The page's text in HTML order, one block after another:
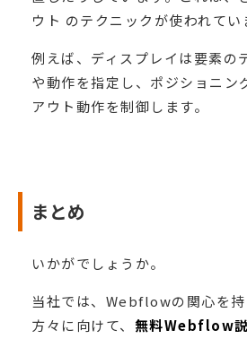
ウト のテクニックが使われてい
例えば、ディスプレイは要素の
や動作を指定し、ポジショニン
アウト動作を制御します。
まとめ
いかがでしょうか。
当社では、Webflowの関心を持
方々に向けて、 無料Webflow